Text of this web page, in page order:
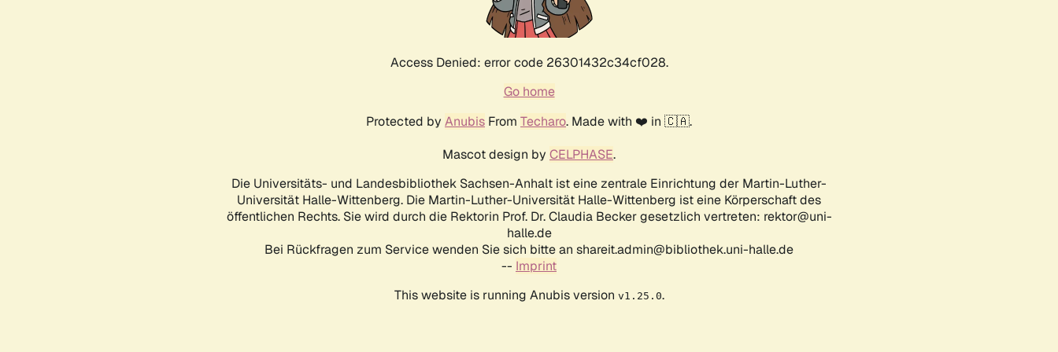
Access Denied: error code 26301432c34cf028.
Go home
Protected by Anubis From Techaro. Made with ❤️ in 🇨🇦.
Mascot design by CELPHASE.
Die Universitäts- und Landesbibliothek Sachsen-Anhalt ist eine zentrale Einrichtung der Martin-Luther-
Universität Halle-Wittenberg. Die Martin-Luther-Universität Halle-Wittenberg ist eine Körperschaft des
öffentlichen Rechts. Sie wird durch die Rektorin Prof. Dr. Claudia Becker gesetzlich vertreten: rektor@uni-
halle.de
Bei Rückfragen zum Service wenden Sie sich bitte an shareit.admin@bibliothek.uni-halle.de
-- Imprint
This website is running Anubis version v1.25.0.